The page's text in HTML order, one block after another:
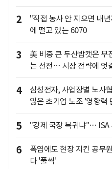
2
"직접 농사 안 지으면 내
에 떨고 있는 6070
3
美 비중 큰 두산밥캣은 부
는 선전… 시장 전략에 엇
4
삼성전자, 사업장별 노사
잃은 초기업 노조 '영향력
5 "강제 국장 복귀냐"… ISA
6
폭염에도 현장 지킨 공무
다 '풀썩'